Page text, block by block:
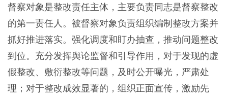
督察对象是整改责任主体，主要负责同志是督察整改
的第一责任人。被督察对象负责组织编制整改方案并
抓好推进落实。强化调度和盯办抽查，推动问题整改
到位。充分发挥舆论监督和引导作用，对于发现的虚
假整改、敷衍整改等问题，及时公开曝光，严肃处
理；对于整改成效显著的，组织正面宣传，激励先